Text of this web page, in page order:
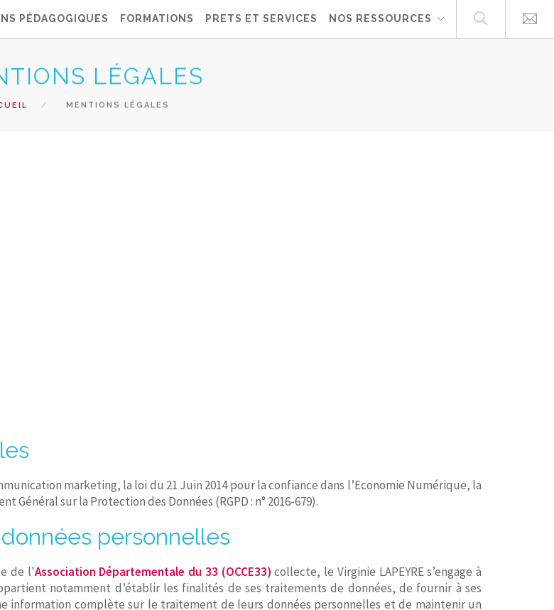
PÉDAGOGIQUES FORMATIONS PRETS ET SERVICES NOS RESSOURCES
LÉGALES
MENTIONS LÉGALES
marketing, la loi du 21 Juin 2014 pour la confiance dans l’Economie Numérique, la
sur la Protection des Données (RGPD : n° 2016-679).
personnelles
de l'Association Départementale du 33 (OCCE33) collecte, le Virginie LAPEYRE s’engage à
notamment d’établir les finalités de ses traitements de données, de fournir à ses
complète sur le traitement de leurs données personnelles et de maintenir un